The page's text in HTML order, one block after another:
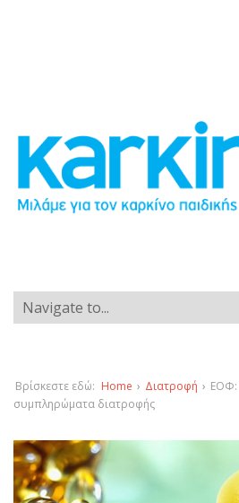
Βρίσκεστε εδώ: Home › Διατροφή › ΕΟΦ:
συμπληρώματα διατροφής